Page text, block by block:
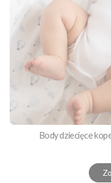
Body dziecięce